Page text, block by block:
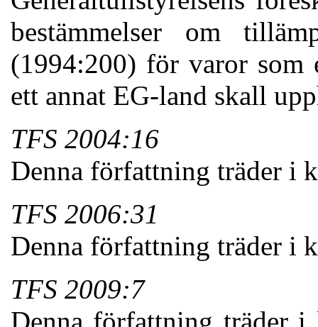
bestämmelser om
(1994:200) för varor som
ett annat EG-land skall
TFS 2004:16
Denna författning träder i
TFS 2006:31
Denna författning träder i
TFS 2009:7